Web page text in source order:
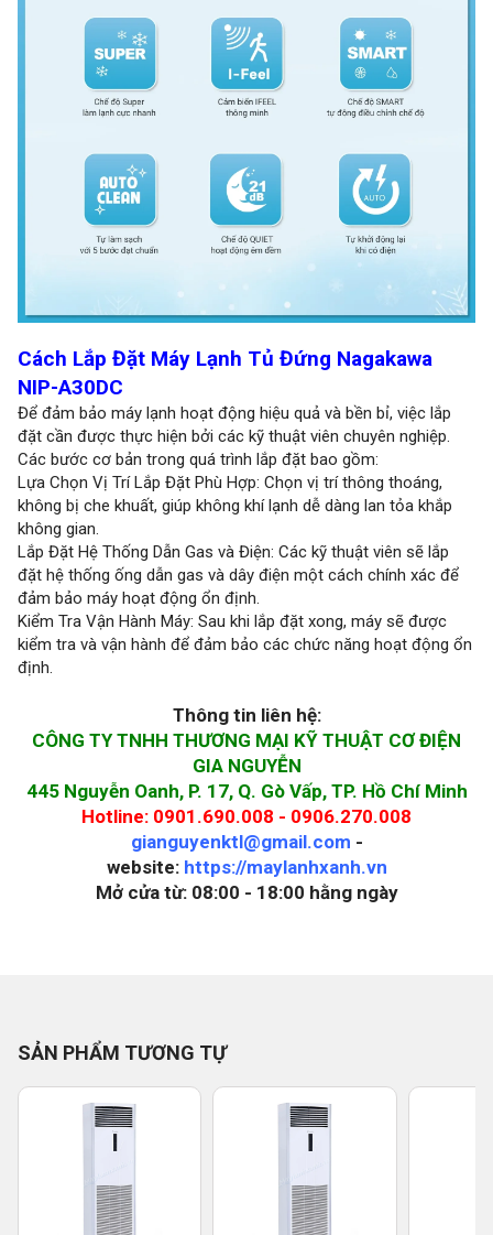
Cách Lắp Đặt Máy Lạnh Tủ Đứng Nagakawa
NIP-A30DC
Để đảm bảo máy lạnh hoạt động hiệu quả và bền bỉ, việc lắp
đặt cần được thực hiện bởi các kỹ thuật viên chuyên nghiệp.
Các bước cơ bản trong quá trình lắp đặt bao gồm:
Lựa Chọn Vị Trí Lắp Đặt Phù Hợp: Chọn vị trí thông thoáng,
không bị che khuất, giúp không khí lạnh dễ dàng lan tỏa khắp
không gian.
Lắp Đặt Hệ Thống Dẫn Gas và Điện: Các kỹ thuật viên sẽ lắp
đặt hệ thống ống dẫn gas và dây điện một cách chính xác để
đảm bảo máy hoạt động ổn định.
Kiểm Tra Vận Hành Máy: Sau khi lắp đặt xong, máy sẽ được
kiểm tra và vận hành để đảm bảo các chức năng hoạt động ổn
định.
Thông tin liên hệ:
CÔNG TY TNHH THƯƠNG MẠI KỸ THUẬT CƠ ĐIỆN
GIA NGUYỄN
445 Nguyễn Oanh, P. 17, Q. Gò Vấp, TP. Hồ Chí Minh
Hotline: 0901.690.008 - 0906.270.008
gianguyenktl@gmail.com -
website: https://maylanhxanh.vn
Mở cửa từ: 08:00 - 18:00 hằng ngày
SẢN PHẨM TƯƠNG TỰ